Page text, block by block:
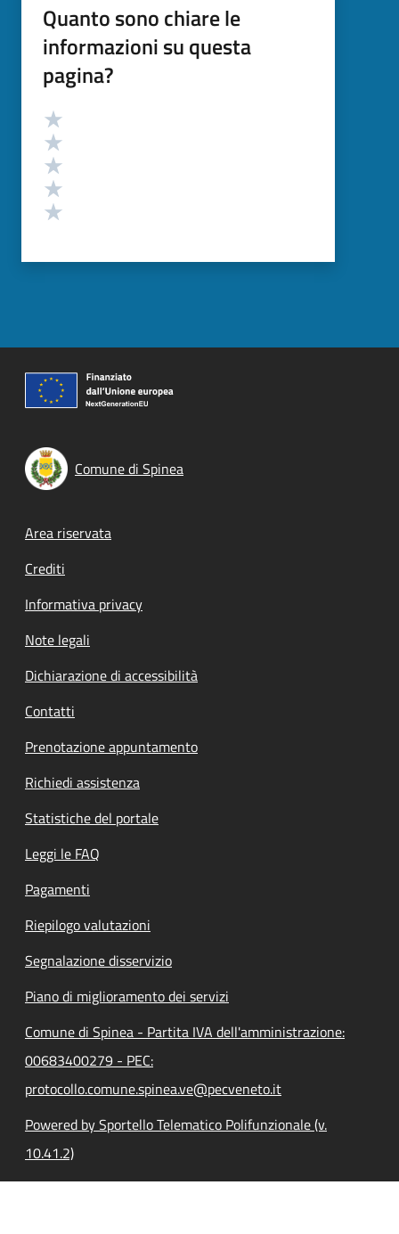
Quanto sono chiare le
informazioni su questa
pagina?
Valutazione
Comune di Spinea
Footer menu
Area riservata
Crediti
Informativa privacy
Note legali
Dichiarazione di accessibilità
Contatti
Prenotazione appuntamento
Richiedi assistenza
Statistiche del portale
Leggi le FAQ
Pagamenti
Riepilogo valutazioni
Segnalazione disservizio
Piano di miglioramento dei servizi
Comune di Spinea - Partita IVA dell'amministrazione:
00683400279 - PEC:
protocollo.comune.spinea.ve@pecveneto.it
Powered by Sportello Telematico Polifunzionale (v.
10.41.2)